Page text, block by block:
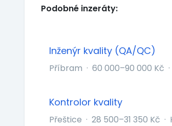
Podobné inzeráty:
Inženýr kvality (QA/QC)
Příbram · 60 000–90 000 Kč ·
Kontrolor kvality
Přeštice · 28 500–31 350 Kč ·